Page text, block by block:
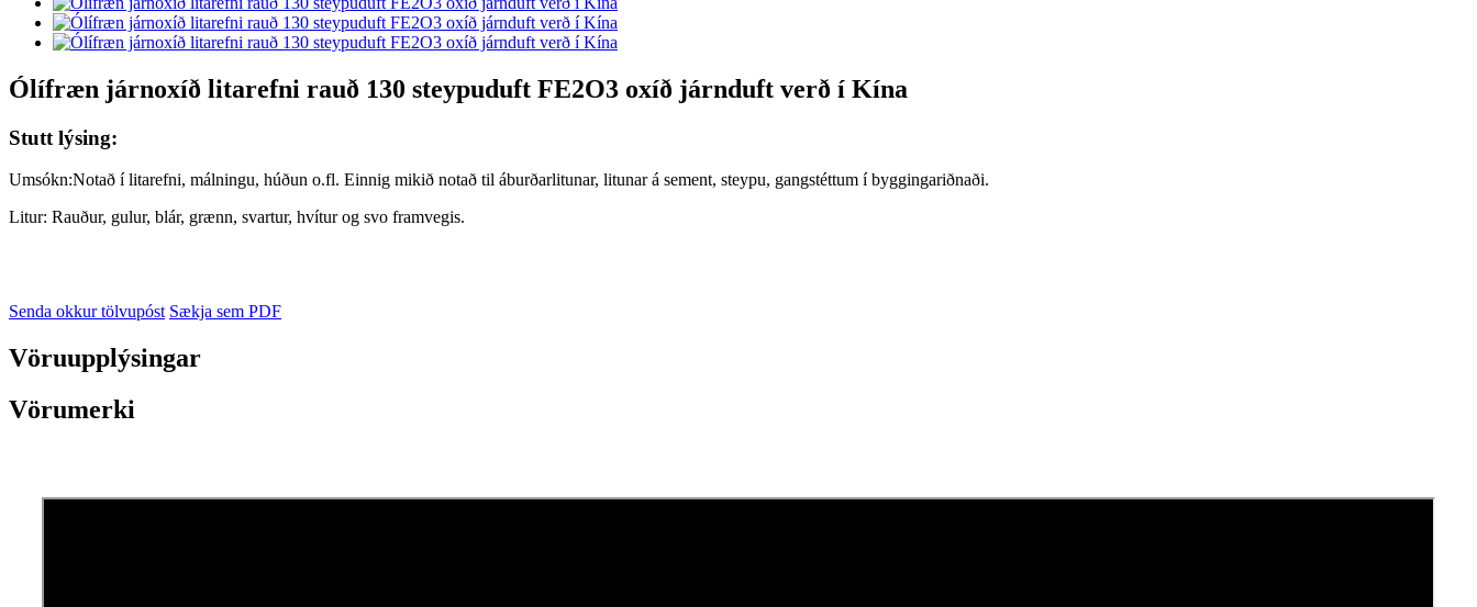
Ólífræn járnoxíð litarefni rauð 130 steypuduft FE2O3 oxíð járnduft verð í Kína
Stutt lýsing:
Umsókn:Notað í litarefni, málningu, húðun o.fl. Einnig mikið notað til áburðarlitunar, litunar á sement, steypu, gangstéttum í byggingariðnaði.
Litur: Rauður, gulur, blár, grænn, svartur, hvítur og svo framvegis.
Senda okkur tölvupóst Sækja sem PDF
Vöruupplýsingar
Vörumerki